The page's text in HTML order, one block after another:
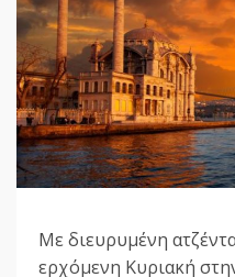
Με διευρυμένη
ερχόμενη Κυριακή